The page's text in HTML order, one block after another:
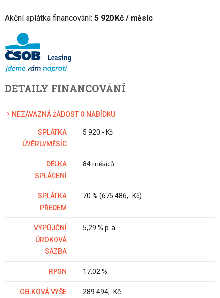
Akční splátka financování: 5 920 Kč / měsíc
DETAILY FINANCOVÁNÍ
NEZÁVAZNÁ ŽÁDOST O NABÍDKU
SPLÁTKA
ÚVĚRU/MĚSÍC
5 920,- Kč
DÉLKA
SPLÁCENÍ
84 měsíců
SPLÁTKA
PŘEDEM
70 % (675 486,- Kč)
VÝPŮJČNÍ
ÚROKOVÁ
SAZBA
5,29 % p. a.
RPSN 17,02 %
CELKOVÁ VÝŠE
289 494,- Kč